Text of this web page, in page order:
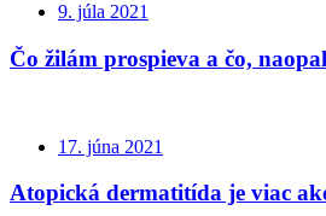
9. júla 2021
Čo žilám prospieva a čo,
17. júna 2021
Atopická dermatitída je viac